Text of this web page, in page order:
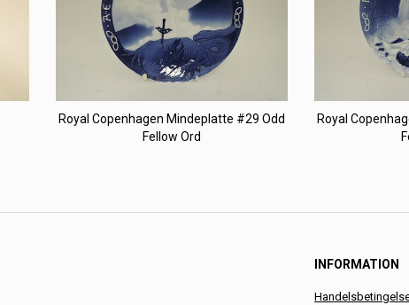
Royal Copenhagen Mindeplatte #29 Odd
Fellow Ord
Royal
INFORMATION